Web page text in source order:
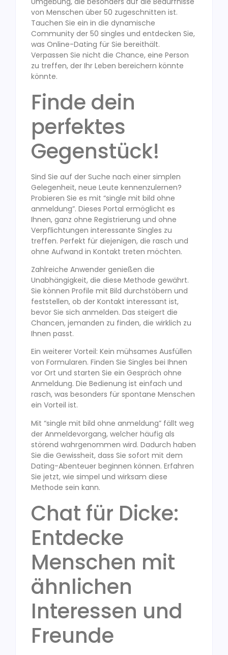
von Menschen über 50 zugeschnitten ist.
Tauchen Sie ein in die dynamische
Community der 50 singles und entdecken Sie,
was Online-Dating für Sie bereithält.
Verpassen Sie nicht die Chance, eine Person
zu treffen, der Ihr Leben bereichern könnte
könnte.
Finde dein
perfektes
Gegenstück!
Sind Sie auf der Suche nach einer simplen
Gelegenheit, neue Leute kennenzulernen?
Probieren Sie es mit “single mit bild ohne
anmeldung”. Dieses Portal ermöglicht es
Ihnen, ganz ohne Registrierung und ohne
Verpflichtungen interessante Singles zu
treffen. Perfekt für diejenigen, die rasch und
ohne Aufwand in Kontakt treten möchten.
Zahlreiche Anwender genießen die
Unabhängigkeit, die diese Methode gewährt.
Sie können Profile mit Bild durchstöbern und
feststellen, ob der Kontakt interessant ist,
bevor Sie sich anmelden. Das steigert die
Chancen, jemanden zu finden, die wirklich zu
Ihnen passt.
Ein weiterer Vorteil: Kein mühsames Ausfüllen
von Formularen. Finden Sie Singles bei Ihnen
vor Ort und starten Sie ein Gespräch ohne
Anmeldung. Die Bedienung ist einfach und
rasch, was besonders für spontane Menschen
ein Vorteil ist.
Mit “single mit bild ohne anmeldung” fällt weg
der Anmeldevorgang, welcher häufig als
störend wahrgenommen wird. Dadurch haben
Sie die Gewissheit, dass Sie sofort mit dem
Dating-Abenteuer beginnen können. Erfahren
Sie jetzt, wie simpel und wirksam diese
Methode sein kann.
Chat für Dicke:
Entdecke
Menschen mit
ähnlichen
Interessen und
Freunde